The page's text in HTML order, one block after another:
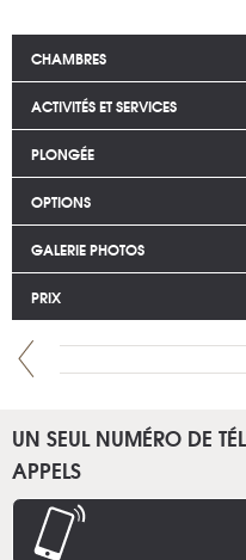
CHAMBRES
ACTIVITÉS ET SERVICES
PLONGÉE
OPTIONS
GALERIE PHOTOS
PRIX
UN SEUL NUMÉRO DE
APPELS